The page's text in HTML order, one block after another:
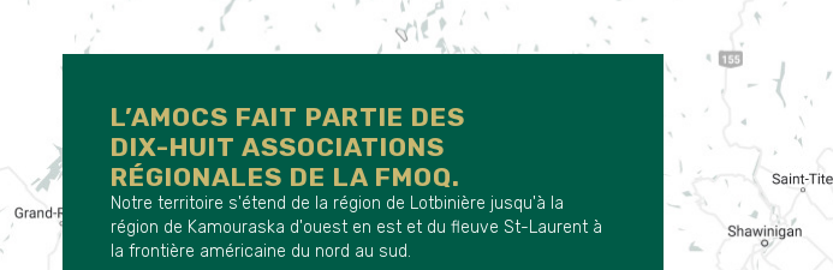
L’AMOCS FAIT PARTIE DES
DIX-HUIT ASSOCIATIONS
RÉGIONALES DE LA FMOQ.
Notre territoire s'étend de la région de Lotbinière jusqu'à la
région de Kamouraska d'ouest en est et du fleuve St-Laurent à
la frontière américaine du nord au sud.